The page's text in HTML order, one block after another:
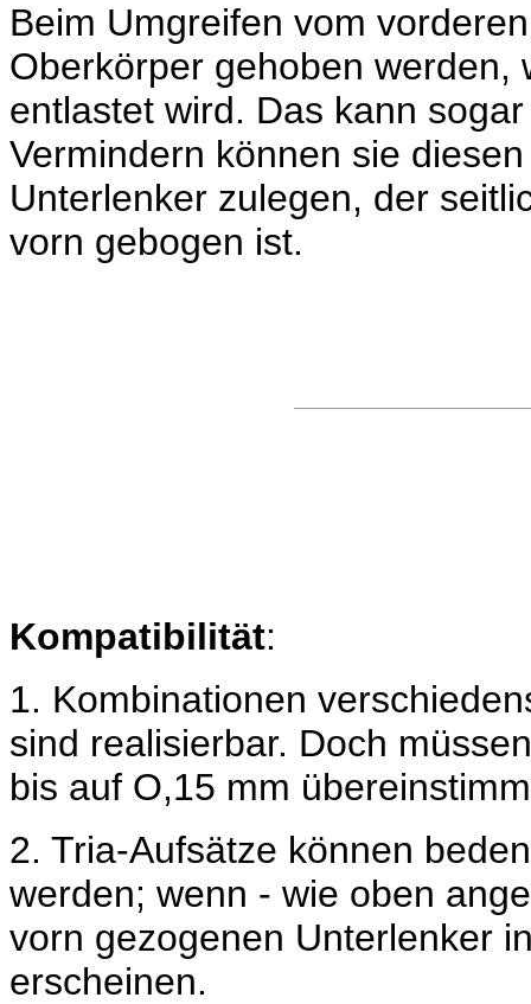
Beim Umgreifen vom
Oberkörper gehoben werden,
entlastet wird. Das kann
Vermindern können sie
Unterlenker zulegen, der
vorn gebogen ist.
Kompatibilität:
1. Kombinationen
sind realisierbar. Doch
bis auf O,15 mm
2. Tria-Aufsätze können
werden; wenn - wie oben
vorn gezogenen Unterlenker
erscheinen.